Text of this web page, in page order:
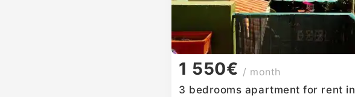
1 550€ / month
3 bedrooms apartment for rent in